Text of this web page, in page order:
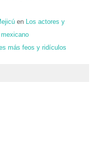
en
Los actores y
más feos y ridículos